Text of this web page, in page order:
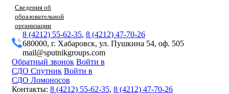
Сведения об
образовательной
организации
8 (4212) 55-62-35, 8 (4212) 47-70-26
680000, г. Хабаровск, ул. Пушкина 54, оф. 505
mail@sputnikgroups.com
Обратный звонок Войти в
СДО Спутник Войти в
СДО Ломоносов
Контакты: 8 (4212) 55-62-35, 8 (4212) 47-70-26